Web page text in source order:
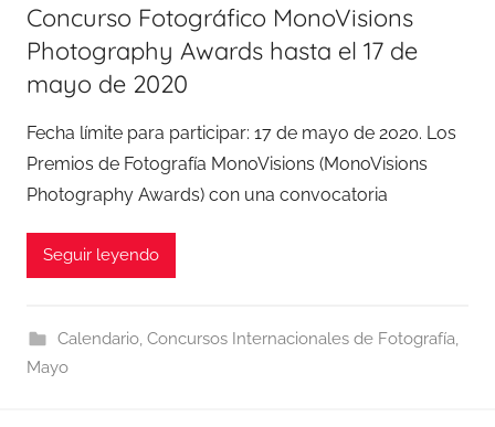
Concurso Fotográfico MonoVisions
Photography Awards hasta el 17 de
mayo de 2020
Fecha límite para participar: 17 de mayo de 2020. Los
Premios de Fotografía MonoVisions (MonoVisions
Photography Awards) con una convocatoria
Seguir leyendo
Calendario, Concursos Internacionales de Fotografía
Mayo